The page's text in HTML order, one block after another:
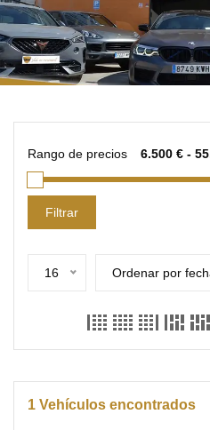
Rango de precios
Filtrar
16 Ordenar por
1 Vehículos encontrados